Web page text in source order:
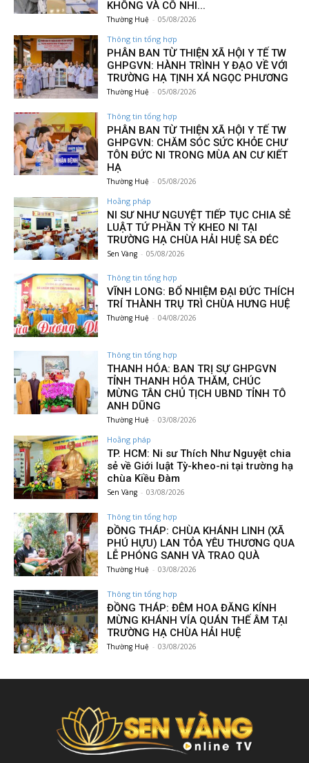
KHÔNG VÀ CÔ NHI...
Thường Huệ - 05/08/2026
Thông tin tổng hợp
PHÂN BAN TỪ THIỆN XÃ HỘI Y TẾ TW
GHPGVN: HÀNH TRÌNH Y ĐẠO VỀ VỚI
TRƯỜNG HẠ TỊNH XÁ NGỌC PHƯƠNG
Thường Huệ - 05/08/2026
Thông tin tổng hợp
PHÂN BAN TỪ THIỆN XÃ HỘI Y TẾ TW
GHPGVN: CHĂM SÓC SỨC KHỎE CHƯ
TÔN ĐỨC NI TRONG MÙA AN CƯ KIẾT
HẠ
Thường Huệ - 05/08/2026
Hoằng pháp
NI SƯ NHƯ NGUYỆT TIẾP TỤC CHIA SẺ
LUẬT TỨ PHẦN TỲ KHEO NI TẠI
TRƯỜNG HẠ CHÙA HẢI HUỆ SA ĐÉC
Sen Vàng - 05/08/2026
Thông tin tổng hợp
VĨNH LONG: BỔ NHIỆM ĐẠI ĐỨC THÍCH
TRÍ THÀNH TRỤ TRÌ CHÙA HƯNG HUỆ
Thường Huệ - 04/08/2026
Thông tin tổng hợp
THANH HÓA: BAN TRỊ SỰ GHPGVN
TỈNH THANH HÓA THĂM, CHÚC
MỪNG TÂN CHỦ TỊCH UBND TỈNH TÔ
ANH DŨNG
Thường Huệ - 03/08/2026
Hoằng pháp
TP. HCM: Ni sư Thích Như Nguyệt chia
sẻ về Giới luật Tỳ-kheo-ni tại trường hạ
chùa Kiều Đàm
Sen Vàng - 03/08/2026
Thông tin tổng hợp
ĐỒNG THÁP: CHÙA KHÁNH LINH (XÃ
PHÚ HỰU) LAN TỎA YÊU THƯƠNG QUA
LỄ PHÓNG SANH VÀ TRAO QUÀ
Thường Huệ - 03/08/2026
Thông tin tổng hợp
ĐỒNG THÁP: ĐÊM HOA ĐĂNG KÍNH
MỪNG KHÁNH VÍA QUÁN THẾ ÂM TẠI
TRƯỜNG HẠ CHÙA HẢI HUỆ
Thường Huệ - 03/08/2026